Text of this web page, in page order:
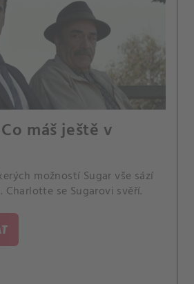
máš ještě v
možností Sugar vše sází
se Sugarovi svěří.